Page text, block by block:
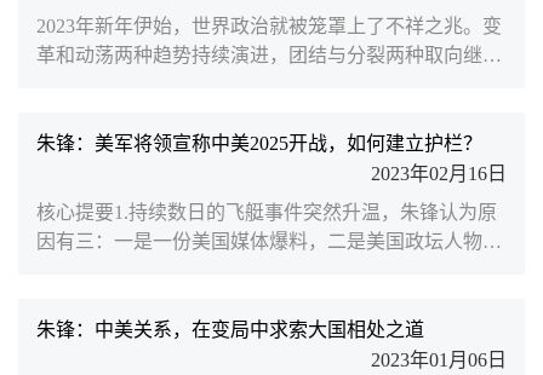
美国前国务卿基辛格博士在纽约出席中美大学校长和智
库论坛并致辞。基辛格强调，美中别无选择，必须合
作。刁海洋 摄斯人已逝，风范犹存。曾与基辛格博士有
2023年新年伊始，世界政治就被笼罩上了不祥之兆。变
革和动荡两种趋势持续演进，团结与分裂两种取向继续
问美国，与拜登总统会晤后发表联合声明称“全球进入
了战略竞争时代”。这一提法意味着华盛顿不仅要将“战
略竞争”强加给中国，更是企图强加给世界。竞争是社
会生活的常态，竞争更是人类进步的动力。但在美国的
朱锋：美军将领宣称中美2025开战，如何建立护栏？
2023年02月16日
核心提要1.持续数日的飞艇事件突然升温，朱锋认为原
因有三：一是一份美国媒体爆料，二是美国政坛人物的
定后的判断和结论。如果进一步放大“中国威胁”，将是
酿成中美新对抗的危险前兆。对此，我们一方面要坚决
朱锋：中美关系，在变局中求索大国相处之道
2023年01月06日